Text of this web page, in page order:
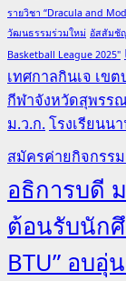
รายวิชา “Dracula and
วัฒนธรรมร่วมใหม่ อัสสัมชั
Basketball League 2025"
เทศกาลกินเจ เข
กีฬาจังหวัดสุพรร
ม.ว.ก.โรงเรียนน
สมัครค่ายกิจกรร
อธิการบดี
ต้อนรับนัก
BTU” อบอุ่